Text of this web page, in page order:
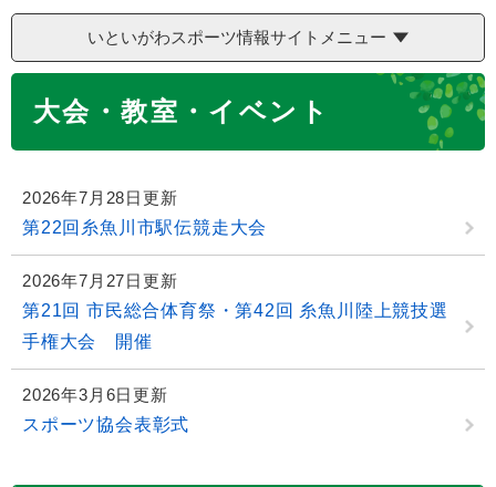
いといがわスポーツ情報サイトメニュー
大会・教室・イベント
2026年7月28日更新
第22回糸魚川市駅伝競走大会
2026年7月27日更新
第21回 市民総合体育祭・第42回 糸魚川陸上競技選
手権大会 開催
2026年3月6日更新
スポーツ協会表彰式